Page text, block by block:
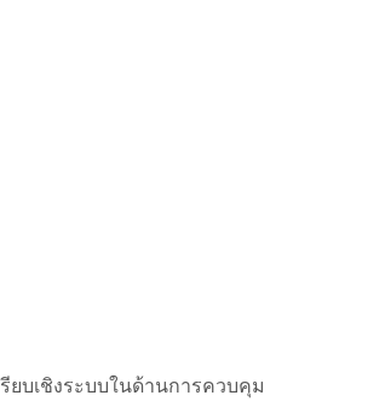
บเชิงระบบในด้านการควบคุม